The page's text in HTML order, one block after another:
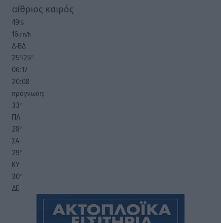
αίθριος καιρός
49%
16km/h
Δ-ΒΔ
25°/25°
06:17
20:08
πρόγνωση:
33°
ΠΑ
28°
ΣΑ
29°
ΚΥ
30°
ΔΕ